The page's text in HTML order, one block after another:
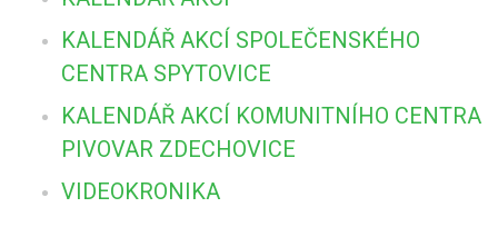
KALENDÁŘ AKCÍ SPOLEČENSKÉHO
CENTRA SPYTOVICE
KALENDÁŘ AKCÍ KOMUNITNÍHO CENTRA
PIVOVAR ZDECHOVICE
VIDEOKRONIKA